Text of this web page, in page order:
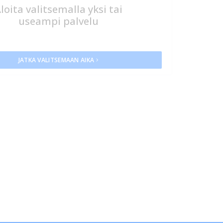
valitsemalla yksi tai
useampi palvelu
JATKA VALITSEMAAN AIKA